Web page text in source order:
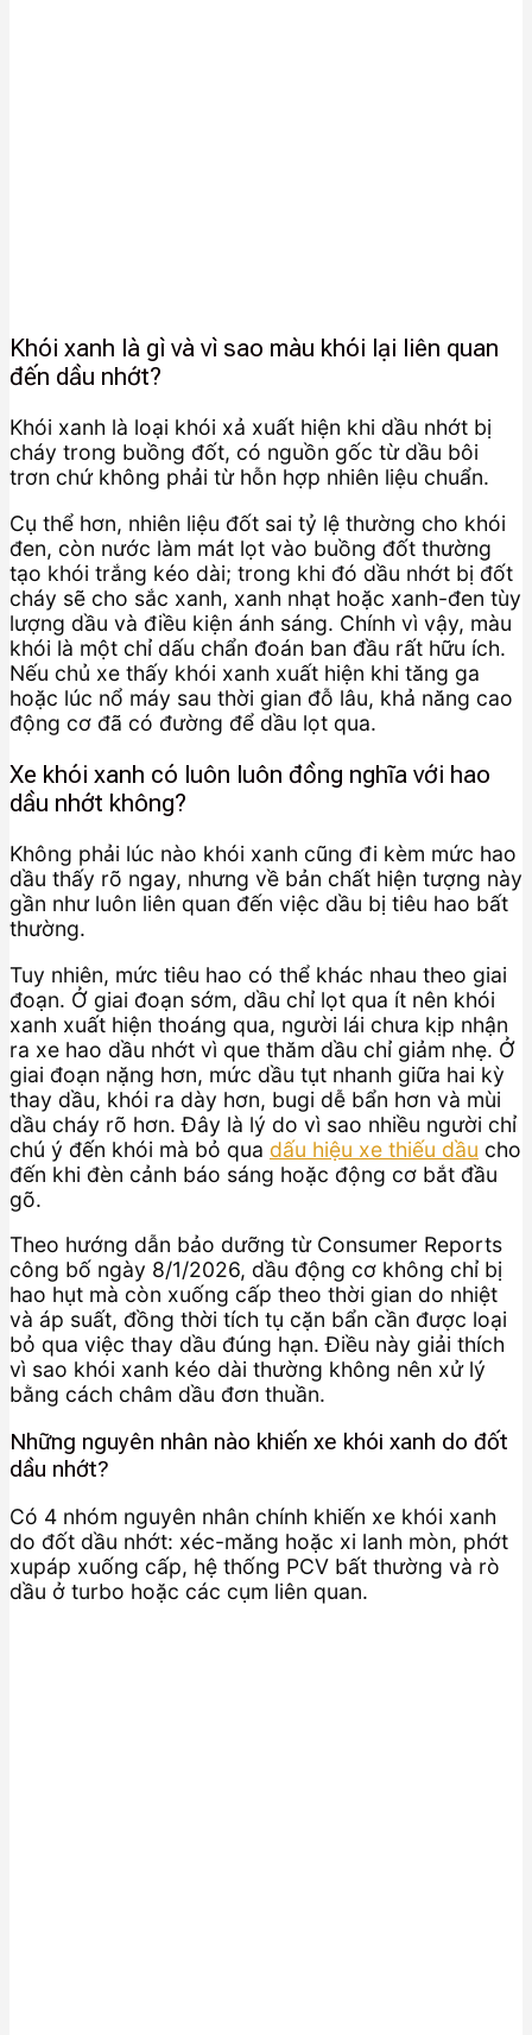
Khói xanh là gì và vì sao màu khói lại liên quan
đến dầu nhớt?
Khói xanh là loại khói xả xuất hiện khi dầu nhớt bị
cháy trong buồng đốt, có nguồn gốc từ dầu bôi
trơn chứ không phải từ hỗn hợp nhiên liệu chuẩn.
Cụ thể hơn, nhiên liệu đốt sai tỷ lệ thường cho khói
đen, còn nước làm mát lọt vào buồng đốt thường
tạo khói trắng kéo dài; trong khi đó dầu nhớt bị đốt
cháy sẽ cho sắc xanh, xanh nhạt hoặc xanh-đen tùy
lượng dầu và điều kiện ánh sáng. Chính vì vậy, màu
khói là một chỉ dấu chẩn đoán ban đầu rất hữu ích.
Nếu chủ xe thấy khói xanh xuất hiện khi tăng ga
hoặc lúc nổ máy sau thời gian đỗ lâu, khả năng cao
động cơ đã có đường để dầu lọt qua.
Xe khói xanh có luôn luôn đồng nghĩa với hao
dầu nhớt không?
Không phải lúc nào khói xanh cũng đi kèm mức hao
dầu thấy rõ ngay, nhưng về bản chất hiện tượng này
gần như luôn liên quan đến việc dầu bị tiêu hao bất
thường.
Tuy nhiên, mức tiêu hao có thể khác nhau theo giai
đoạn. Ở giai đoạn sớm, dầu chỉ lọt qua ít nên khói
xanh xuất hiện thoáng qua, người lái chưa kịp nhận
ra xe hao dầu nhớt vì que thăm dầu chỉ giảm nhẹ. Ở
giai đoạn nặng hơn, mức dầu tụt nhanh giữa hai kỳ
thay dầu, khói ra dày hơn, bugi dễ bẩn hơn và mùi
dầu cháy rõ hơn. Đây là lý do vì sao nhiều người chỉ
chú ý đến khói mà bỏ qua dấu hiệu xe thiếu dầu cho
đến khi đèn cảnh báo sáng hoặc động cơ bắt đầu
gõ.
Theo hướng dẫn bảo dưỡng từ Consumer Reports
công bố ngày 8/1/2026, dầu động cơ không chỉ bị
hao hụt mà còn xuống cấp theo thời gian do nhiệt
và áp suất, đồng thời tích tụ cặn bẩn cần được loại
bỏ qua việc thay dầu đúng hạn. Điều này giải thích
vì sao khói xanh kéo dài thường không nên xử lý
bằng cách châm dầu đơn thuần.
Những nguyên nhân nào khiến xe khói xanh do đốt
dầu nhớt?
Có 4 nhóm nguyên nhân chính khiến xe khói xanh
do đốt dầu nhớt: xéc-măng hoặc xi lanh mòn, phớt
xupáp xuống cấp, hệ thống PCV bất thường và rò
dầu ở turbo hoặc các cụm liên quan.